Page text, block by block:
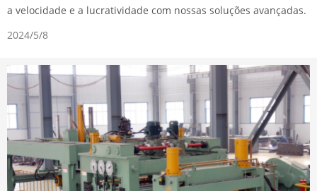
a velocidade e a lucratividade com nossas soluções avançadas.
2024/5/8